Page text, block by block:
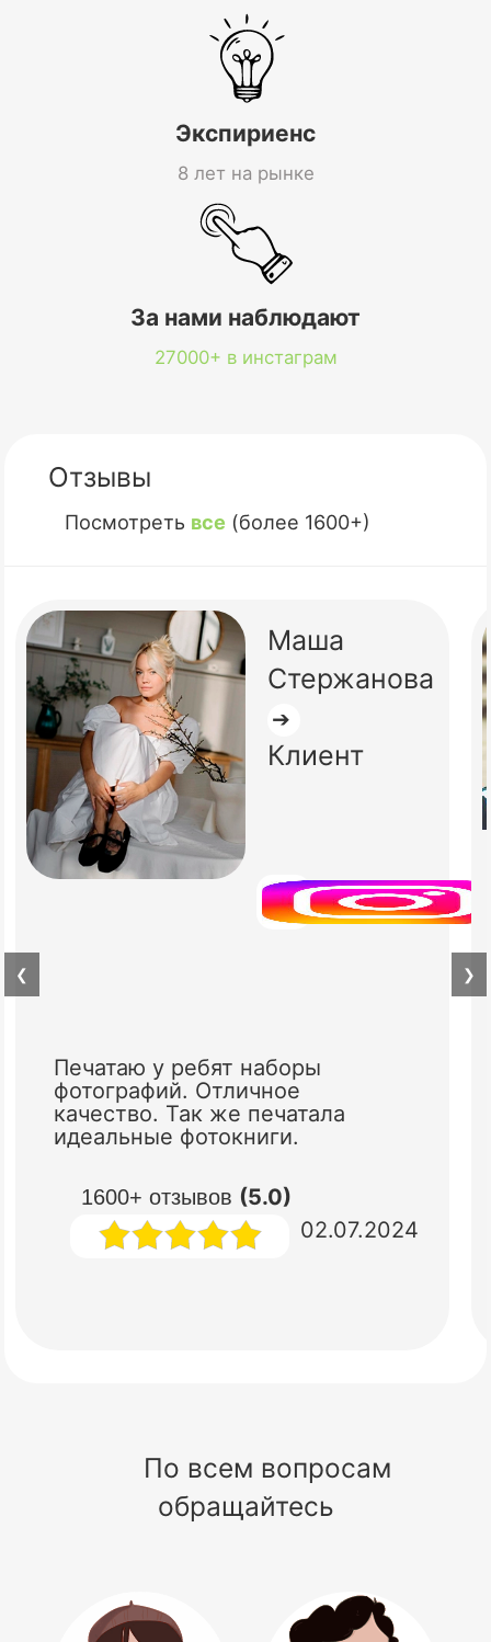
Экспириенс
8 лет на рынке
За нами наблюдают
27000+ в инстаграм
Отзывы
Посмотреть все (более 1600+)
Маша
Стержанова
➔
Клиент
1600+ отзывов (5.0)
Печатаю у ребят наборы
фотографий. Отличное
качество. Так же печатала
идеальные фотокниги.
02.07.2024
❮ ❯
По всем вопросам
обращайтесь